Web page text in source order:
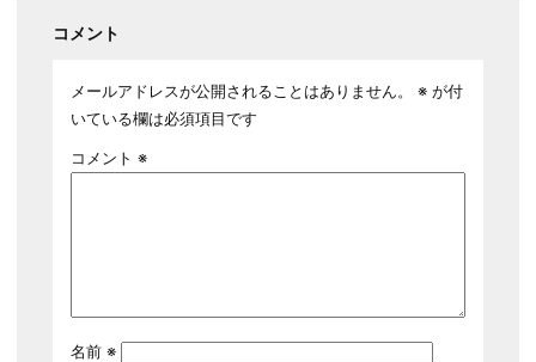
コメント
メールアドレスが公開されることはありません。 ※が付
いている欄は必須項目です
コメント ※
名前 ※